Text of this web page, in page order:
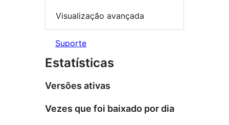
Visualização avançada
Suporte
Estatísticas
Versões ativas
Vezes que foi baixado por dia